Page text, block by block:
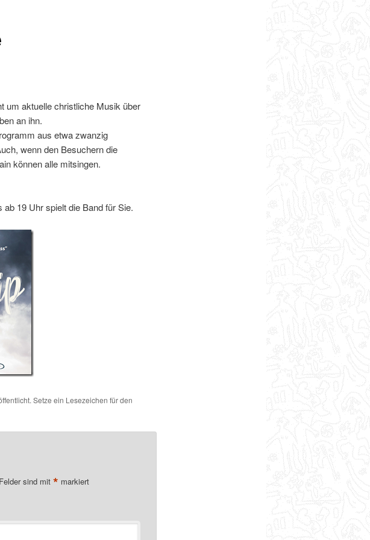
um aktuelle christliche Musik über
an ihn.
aus etwa zwanzig
wenn den Besuchern die
können alle mitsingen.
19 Uhr spielt die Band für Sie.
Setze ein Lesezeichen für den
sind mit * markiert